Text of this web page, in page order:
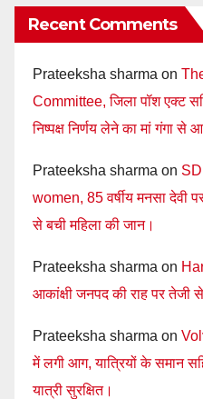
Recent Comments
Prateeksha sharma on
Committee, जिला पॉश एक्ट
निष्पक्ष निर्णय लेने का मां गंगा से
Prateeksha sharma on
women, 85 वर्षीय मनसा देवी
से बची महिला की जान।
Prateeksha sharma on
आकांक्षी जनपद की राह पर तेजी
Prateeksha sharma on
में लगी आग, यात्रियों के समान
यात्री सुरक्षित।